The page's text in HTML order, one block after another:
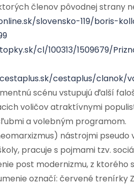
členov pôvodnej strany
slovensko-119/boris-
cl/100313/1509679/
cestaplus/clanok/
scénu vstupujú ďalší
voličov atraktívnymi
a volebným programom.
nástrojmi
pracuje s pojmami tzv.
post modernizmu, z ktorého
označí: červené trenírky